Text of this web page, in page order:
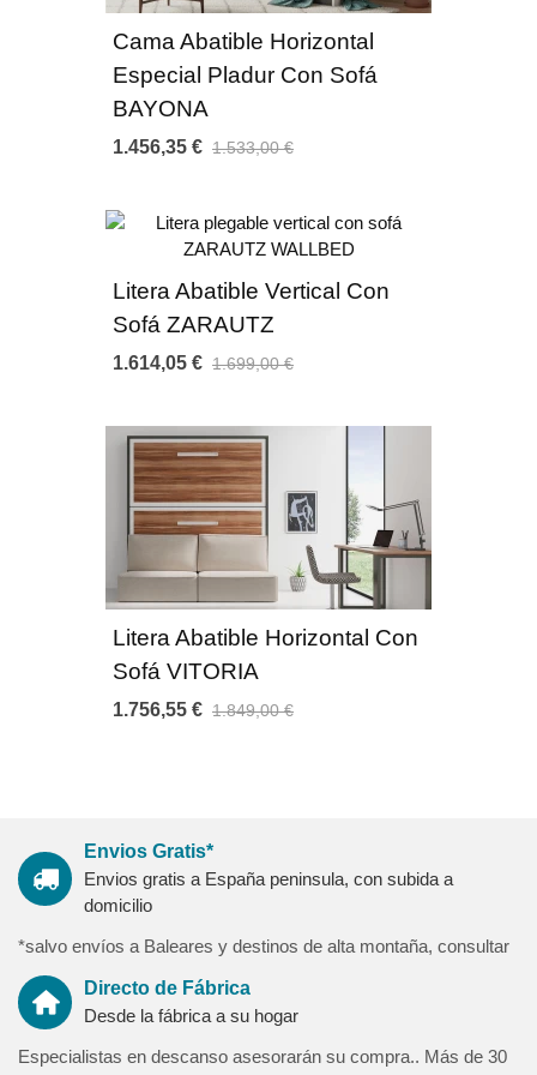
Estructura Cama:
Paneles de estructura melamínica de alta densidad con
acabados en estructura de 30 mm y acabados interiores y
frontales de 20 mm.
Terminación para rodapié de 10 x 1,5 cm.
Estanteria decorativa integrada sincronizada con la apertura de
la cama mediante brazos de aluminio.
Mecanismo Abatible:
Apertura elevable mediante sistema de placas metálicas
accionadas por pistones a gas.
Los amortiguadores de gas aseguran un descenso lento sin
Base Cama:
Altura de la cama al suelo 34 cm.
El pie de apoyo de la cama se extiende automáticamente,
gracias a un sistema de amortiguación y retardo para una
Acabados madera:
15 colores melaminicos para combinar tanto en estructuras
como puertas y frontales de cajones: Toffee-Antracita-Nórdico-
Carbón-Glacial-Supreme-Cambrian-Vintage-Hormigón-Ebano-
Cama Abatible Horizontal
Especial Pladur Con Sofá
BAYONA
1.456,35 € 1.533,00 €
Litera Abatible Vertical Con
Sofá ZARAUTZ
1.614,05 € 1.699,00 €
Litera Abatible Horizontal Con
Sofá VITORIA
1.756,55 € 1.849,00 €
Envios Gratis*
Envios gratis a España peninsula, con subida a
domicilio
*salvo envíos a Baleares y destinos de alta montaña, consultar
Directo de Fábrica
Desde la fábrica a su hogar
Especialistas en descanso asesorarán su compra.. Más de 30